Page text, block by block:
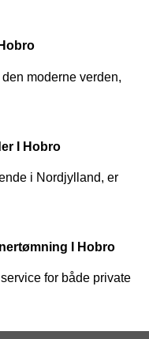
moderne verden,
I Hobro
i Nordjylland, er
I Hobro
for både private